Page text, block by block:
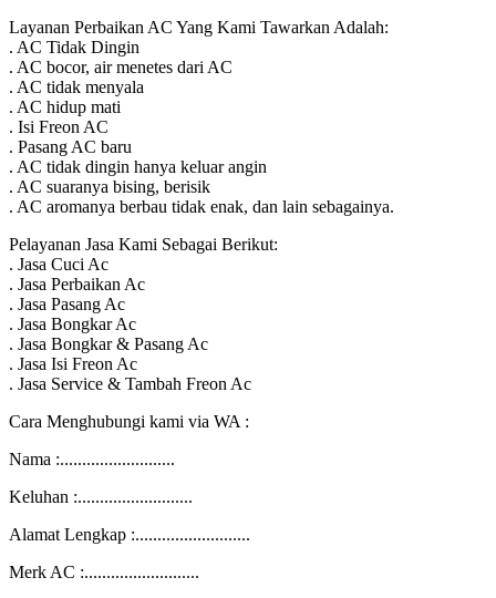
Layanan Perbaikan AC Yang Kami Tawarkan Adalah:
. AC Tidak Dingin
. AC bocor, air menetes dari AC
. AC tidak menyala
. AC hidup mati
. Isi Freon AC
. Pasang AC baru
. AC tidak dingin hanya keluar angin
. AC suaranya bising, berisik
. AC aromanya berbau tidak enak, dan lain sebagainya.
Pelayanan Jasa Kami Sebagai Berikut:
. Jasa Cuci Ac
. Jasa Perbaikan Ac
. Jasa Pasang Ac
. Jasa Bongkar Ac
. Jasa Bongkar & Pasang Ac
. Jasa Isi Freon Ac
. Jasa Service & Tambah Freon Ac
Cara Menghubungi kami via WA :
Nama :..........................
Keluhan :..........................
Alamat Lengkap :..........................
Merk AC :..........................